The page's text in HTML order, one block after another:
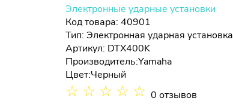
Электронные ударные установки
Код товара: 40901
Тип:Электронная ударная установка
Артикул: DTX400K
Производитель:Yamaha
Цвет:Черный
☆ ☆ ☆ ☆ ☆ 0 отзывов